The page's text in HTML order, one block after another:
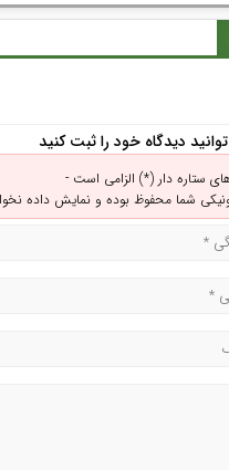
دیدگاه خود را ثبت کنید
ستاره دار (*) الزامی است -
شما محفوظ بوده و نمایش داده